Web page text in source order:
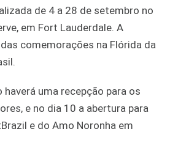
de 4 a 28 de setembro no
em Fort Lauderdale. A
comemorações na Flórida da
uma recepção para os
e no dia 10 a abertura para
e do Amo Noronha em